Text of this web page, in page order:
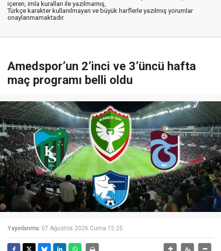
içeren, imla kuralları ile yazılmamış,
Türkçe karakter kullanılmayan ve büyük harflerle yazılmış yorumlar
onaylanmamaktadır.
Amedspor’un 2’inci ve 3’üncü hafta
maç programı belli oldu
Yayınlanma: 07 Ağustos 2026 Cuma 15:25